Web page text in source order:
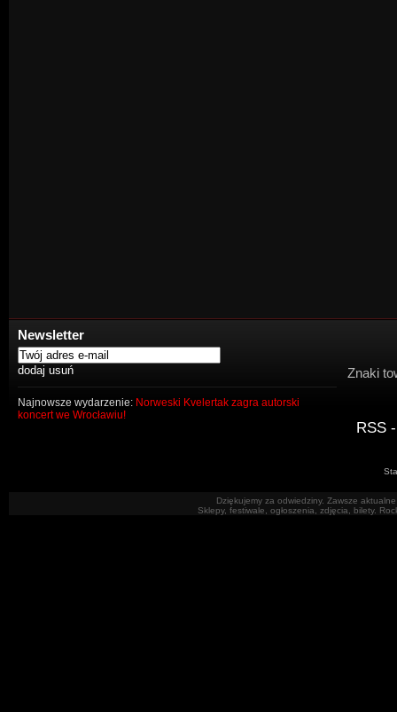
Newsletter
Najnowsze wydarzenie: Norweski Kvelertak zagra autorski
koncert we Wrocławiu!
Znaki
RSS
Dziękujemy za odwiedziny. Zawsze
Sklepy, festiwale, ogłoszenia, zdjęcia, bilety.